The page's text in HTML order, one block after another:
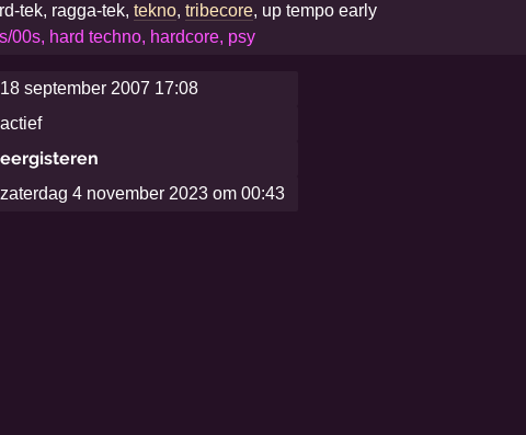
tek, ragga-tek,tekno,tribecore, up tempo early
00s, hard techno, hardcore, psy
18 september 2007 17:08
actief
eergisteren
zaterdag 4 november 2023 om 00:43